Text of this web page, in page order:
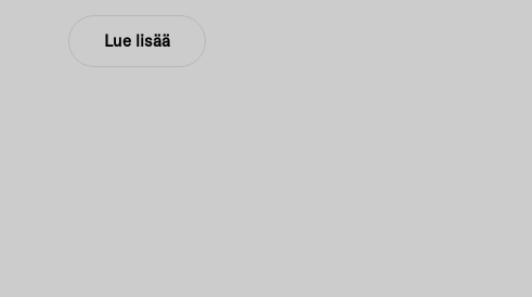
pääset alkuun.
Lue lisää